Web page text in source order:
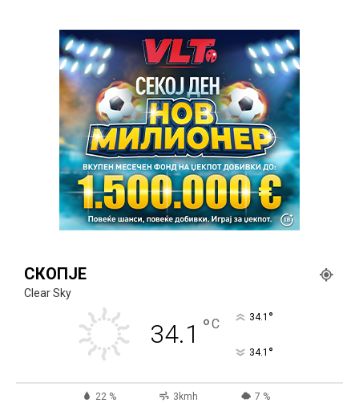
СКОПЈЕ
Clear Sky
34.1 °C 34.1 °
34.1 °
22 % 3kmh 7 %